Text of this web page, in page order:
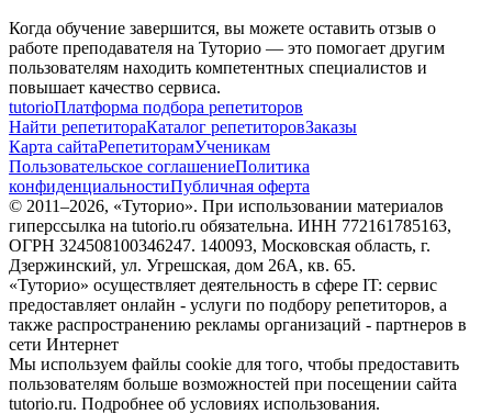
Когда обучение завершится, вы можете оставить отзыв о
работе преподавателя на Туторио — это помогает другим
пользователям находить компетентных специалистов и
повышает качество сервиса.
tutorioПлатформа подбора репетиторов
Найти репетитораКаталог репетиторовЗаказы
Карта сайтаРепетиторамУченикам
Пользовательское соглашениеПолитика
конфиденциальностиПубличная оферта
© 2011–2026, «Туторио». При использовании материалов
гиперссылка на tutorio.ru обязательна. ИНН 772161785163,
ОГРН 324508100346247. 140093, Московская область, г.
Дзержинский, ул. Угрешская, дом 26А, кв. 65.
«Туторио» осуществляет деятельность в сфере IT: сервис
предоставляет онлайн - услуги по подбору репетиторов, а
также распространению рекламы организаций - партнеров в
сети Интернет
Мы используем файлы cookie для того, чтобы предоставить
пользователям больше возможностей при посещении сайта
tutorio.ru. Подробнее об условиях использования.